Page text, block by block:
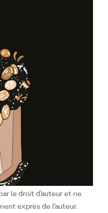
le droit d’auteur et ne
exprès de l’auteur.